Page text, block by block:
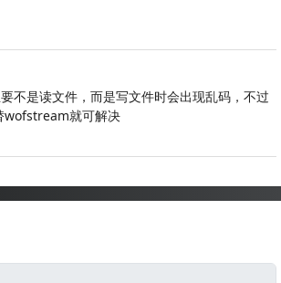
不是读文件，而是写文件时会出现乱码，不过
就可解决